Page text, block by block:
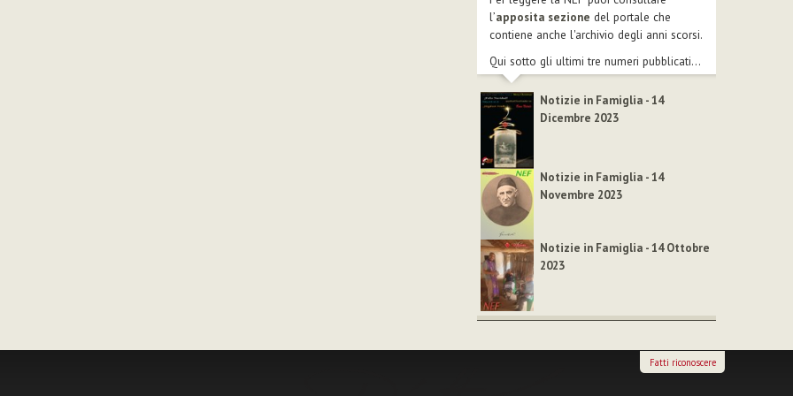
l’apposita sezione del portale che
contiene anche l'archivio degli anni scorsi.
Qui sotto gli ultimi tre numeri pubblicati...
Notizie in Famiglia - 14
Dicembre 2023
Notizie in Famiglia - 14
Novembre 2023
Notizie in Famiglia - 14 Ottobre
2023
Fatti riconoscere